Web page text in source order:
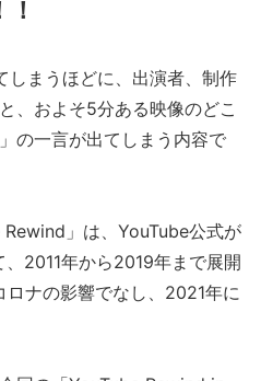
まうほどに、出演者、制作
、およそ5分ある映像のどこ
の一言が出てしまう内容で
」は、YouTube公式が
2011年から2019年まで展開
ナの影響でなし、2021年に